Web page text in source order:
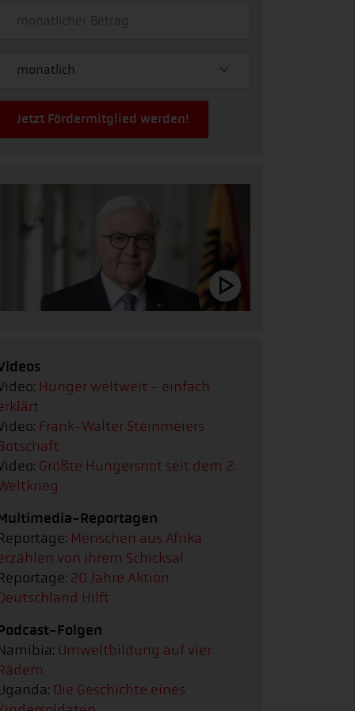
Jetzt Fördermitglied werden!
Hunger weltweit - einfach
Frank-Walter Steinmeiers
Größte Hungersnot seit dem 2.
Reportagen
Menschen aus Afrika
von ihrem Schicksal
20 Jahre Aktion
Hilft
Folgen
Umweltbildung auf vier
Die Geschichte eines